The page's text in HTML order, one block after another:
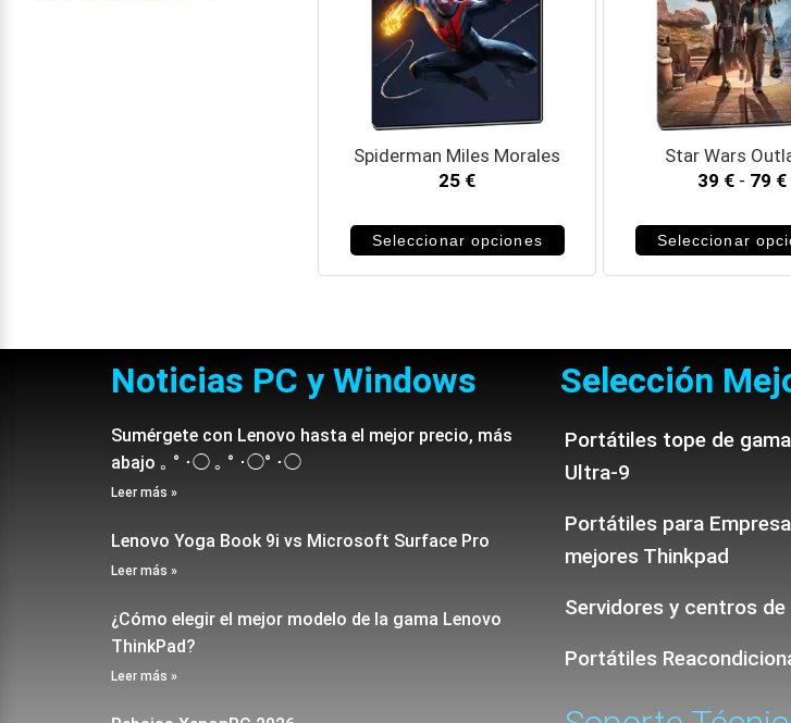
Spiderman Miles Morales
25 €
Seleccionar opciones
Star Wars
39 € - 79 €
Seleccionar
Noticias PC y Windows
Sumérgete con Lenovo hasta el mejor precio, más
abajo ｡ ° ･◯ ｡ ° ･◯° ･◯
Leer más »
Lenovo Yoga Book 9i vs Microsoft Surface Pro
Leer más »
¿Cómo elegir el mejor modelo de la gama Lenovo
ThinkPad?
Leer más »
Selección
Portátiles tope de
Ultra-9
Portátiles para
mejores Thinkpad
Servidores y centros
Portátiles